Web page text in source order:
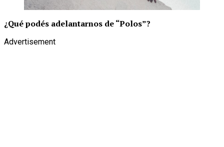
¿Qué podés adelantarnos de “Polos”?
Advertisement